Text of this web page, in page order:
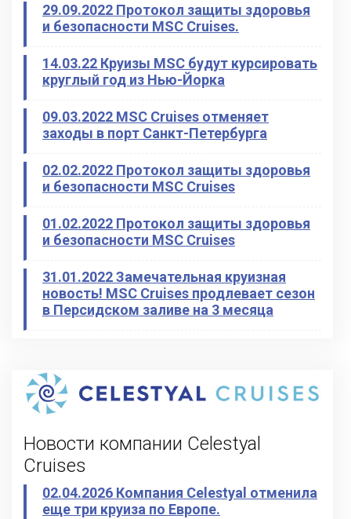
29.09.2022 Протокол защиты здоровья
и безопасности MSC Cruises.
14.03.22 Круизы MSC будут курсировать
круглый год из Нью-Йорка
09.03.2022 MSC Cruises отменяет
заходы в порт Санкт-Петербурга
02.02.2022 Протокол защиты здоровья
и безопасности MSC Cruises
01.02.2022 Протокол защиты здоровья
и безопасности MSC Cruises
31.01.2022 Замечательная круизная
новость! MSC Cruises продлевает сезон
в Персидском заливе на 3 месяца
Новости компании Celestyal
Cruises
02.04.2026 Компания Celestyal отменила
еще три круиза по Европе.